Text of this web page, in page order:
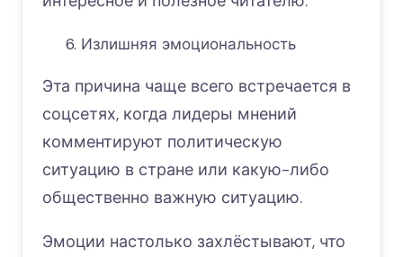
Излишняя эмоциональность
Эта причина чаще всего встречается в
соцсетях, когда лидеры мнений
комментируют политическую
ситуацию в стране или какую-либо
общественно важную ситуацию.
Эмоции настолько захлёстывают, что